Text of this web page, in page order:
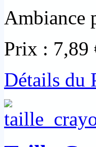
Ambiance
Prix : 7,89
Détails du